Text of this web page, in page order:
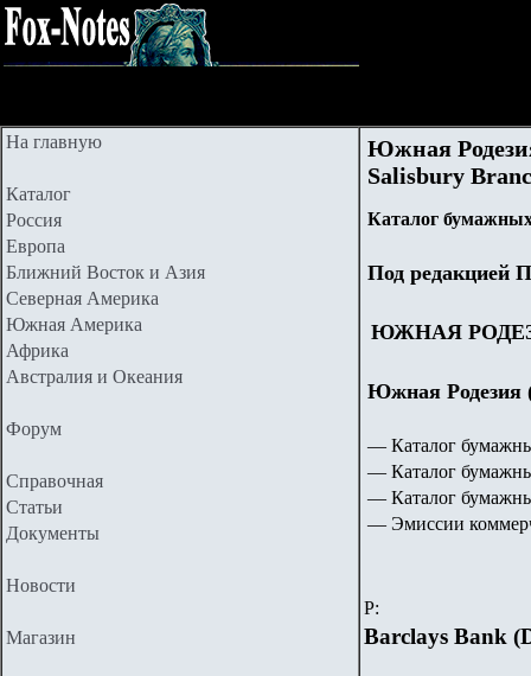
На главную
Каталог
Россия
Европа
Ближний Восток и Азия
Северная Америка
Южная Америка
Африка
Австралия и Океания
Форум
Справочная
Статьи
Документы
Новости
Магазин
Южная
Salisbury
Каталог
Под редакцией
ЮЖНАЯ
Южная Родезия
— Каталог
— Каталог
— Каталог
— Эмиссии
P:
Barclays Bank